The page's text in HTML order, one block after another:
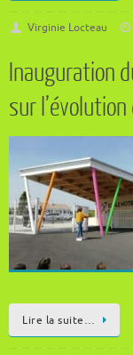
Virginie Locteau
Inauguration
sur l’évolution
Lire la suite…